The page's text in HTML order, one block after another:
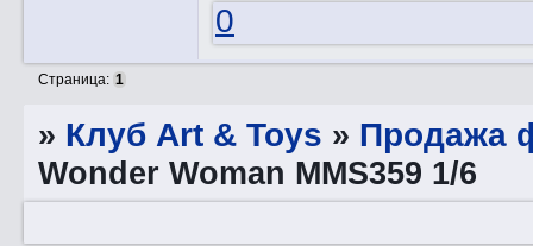
0
Страница: 1
» Клуб Art & Toys » Продажа
Wonder Woman MMS359 1/6